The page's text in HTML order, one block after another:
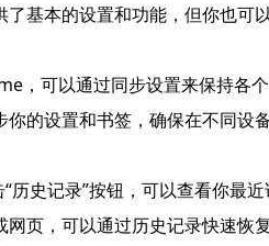
基本的设置和功能，但你也可
，可以通过同步设置来保持各
的设置和书签，确保在不同设
史记录”按钮，可以查看你最近
页，可以通过历史记录快速恢